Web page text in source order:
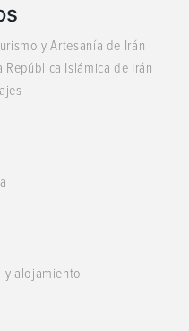
y Artesanía de Irán
Islámica de Irán
y alojamiento